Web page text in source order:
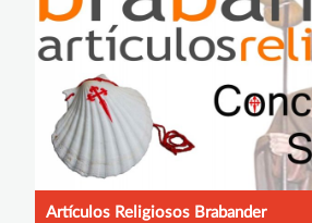
Artículos Religiosos Brabander